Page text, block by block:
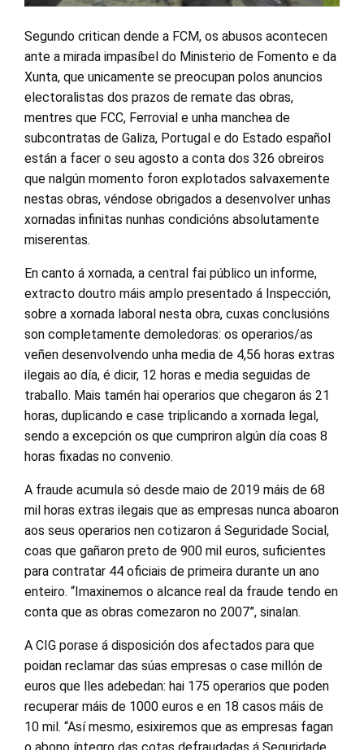
Segundo critican dende a FCM, os abusos acontecen
ante a mirada impasíbel do Ministerio de Fomento e da
Xunta, que unicamente se preocupan polos anuncios
electoralistas dos prazos de remate das obras,
mentres que FCC, Ferrovial e unha manchea de
subcontratas de Galiza, Portugal e do Estado español
están a facer o seu agosto a conta dos 326 obreiros
que nalgún momento foron explotados salvaxemente
nestas obras, véndose obrigados a desenvolver unhas
xornadas infinitas nunhas condicións absolutamente
miserentas.
En canto á xornada, a central fai público un informe,
extracto doutro máis amplo presentado á Inspección,
sobre a xornada laboral nesta obra, cuxas conclusións
son completamente demoledoras: os operarios/as
veñen desenvolvendo unha media de 4,56 horas extras
ilegais ao día, é dicir, 12 horas e media seguidas de
traballo. Mais tamén hai operarios que chegaron ás 21
horas, duplicando e case triplicando a xornada legal,
sendo a excepción os que cumpriron algún día coas 8
horas fixadas no convenio.
A fraude acumula só desde maio de 2019 máis de 68
mil horas extras ilegais que as empresas nunca aboaron
aos seus operarios nen cotizaron á Seguridade Social,
coas que gañaron preto de 900 mil euros, suficientes
para contratar 44 oficiais de primeira durante un ano
enteiro. “Imaxinemos o alcance real da fraude tendo en
conta que as obras comezaron no 2007”, sinalan.
A CIG porase á disposición dos afectados para que
poidan reclamar das súas empresas o case millón de
euros que lles adebedan: hai 175 operarios que poden
recuperar máis de 1000 euros e en 18 casos máis de
10 mil. “Así mesmo, esixiremos que as empresas fagan